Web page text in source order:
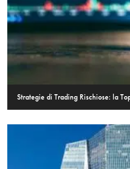
Strategie di Trading Rischiose: la